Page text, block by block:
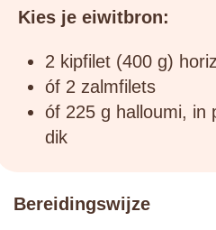
Kies je eiwitbron:
2 kipfilet (400 g)
óf 2 zalmfilets
óf 225 g halloumi, in
dik
Bereidingswijze